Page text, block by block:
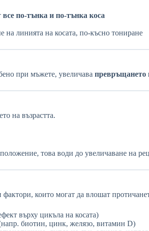
все по-тънка и по-тънка коса
на линията на косата, по-късно тониране
при мъжете, увеличава превръщането
на възрастта.
това води до увеличаване на
които могат да влошат
върху цикъла на косата)
биотин, цинк, желязо, витамин D)